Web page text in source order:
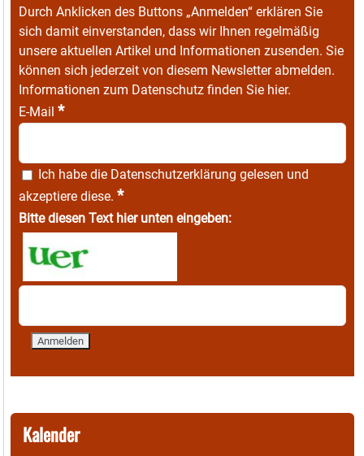
Durch Anklicken des Buttons „Anmelden“ erklären Sie
sich damit einverstanden, dass wir Ihnen regelmäßig
unsere aktuellen Artikel und Informationen zusenden. Sie
können sich jederzeit von diesem Newsletter abmelden.
Informationen zum Datenschutz finden Sie hier.
E-Mail *
Ich habe die Datenschutzerklärung gelesen und
akzeptiere diese. *
Bitte diesen Text hier unten eingeben:
Kalender